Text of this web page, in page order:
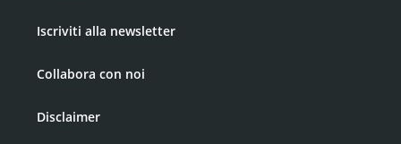
Iscriviti alla newsletter
Collabora con noi
Disclaimer